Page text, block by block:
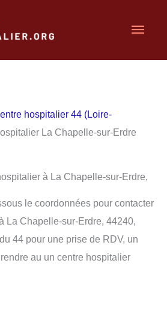
hospitalier 44 (Loire-
La Chapelle-sur-Erdre
à La Chapelle-sur-Erdre,
le coordonnées pour contacter
La Chapelle-sur-Erdre, 44240,
44 pour une prise de RDV, un
au un centre hospitalier